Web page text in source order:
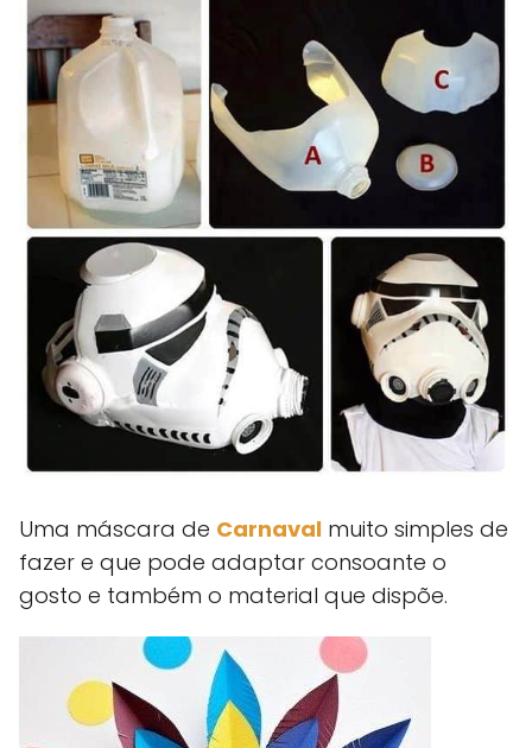
Uma máscara de Carnaval muito simples de
fazer e que pode adaptar consoante o
gosto e também o material que dispõe.